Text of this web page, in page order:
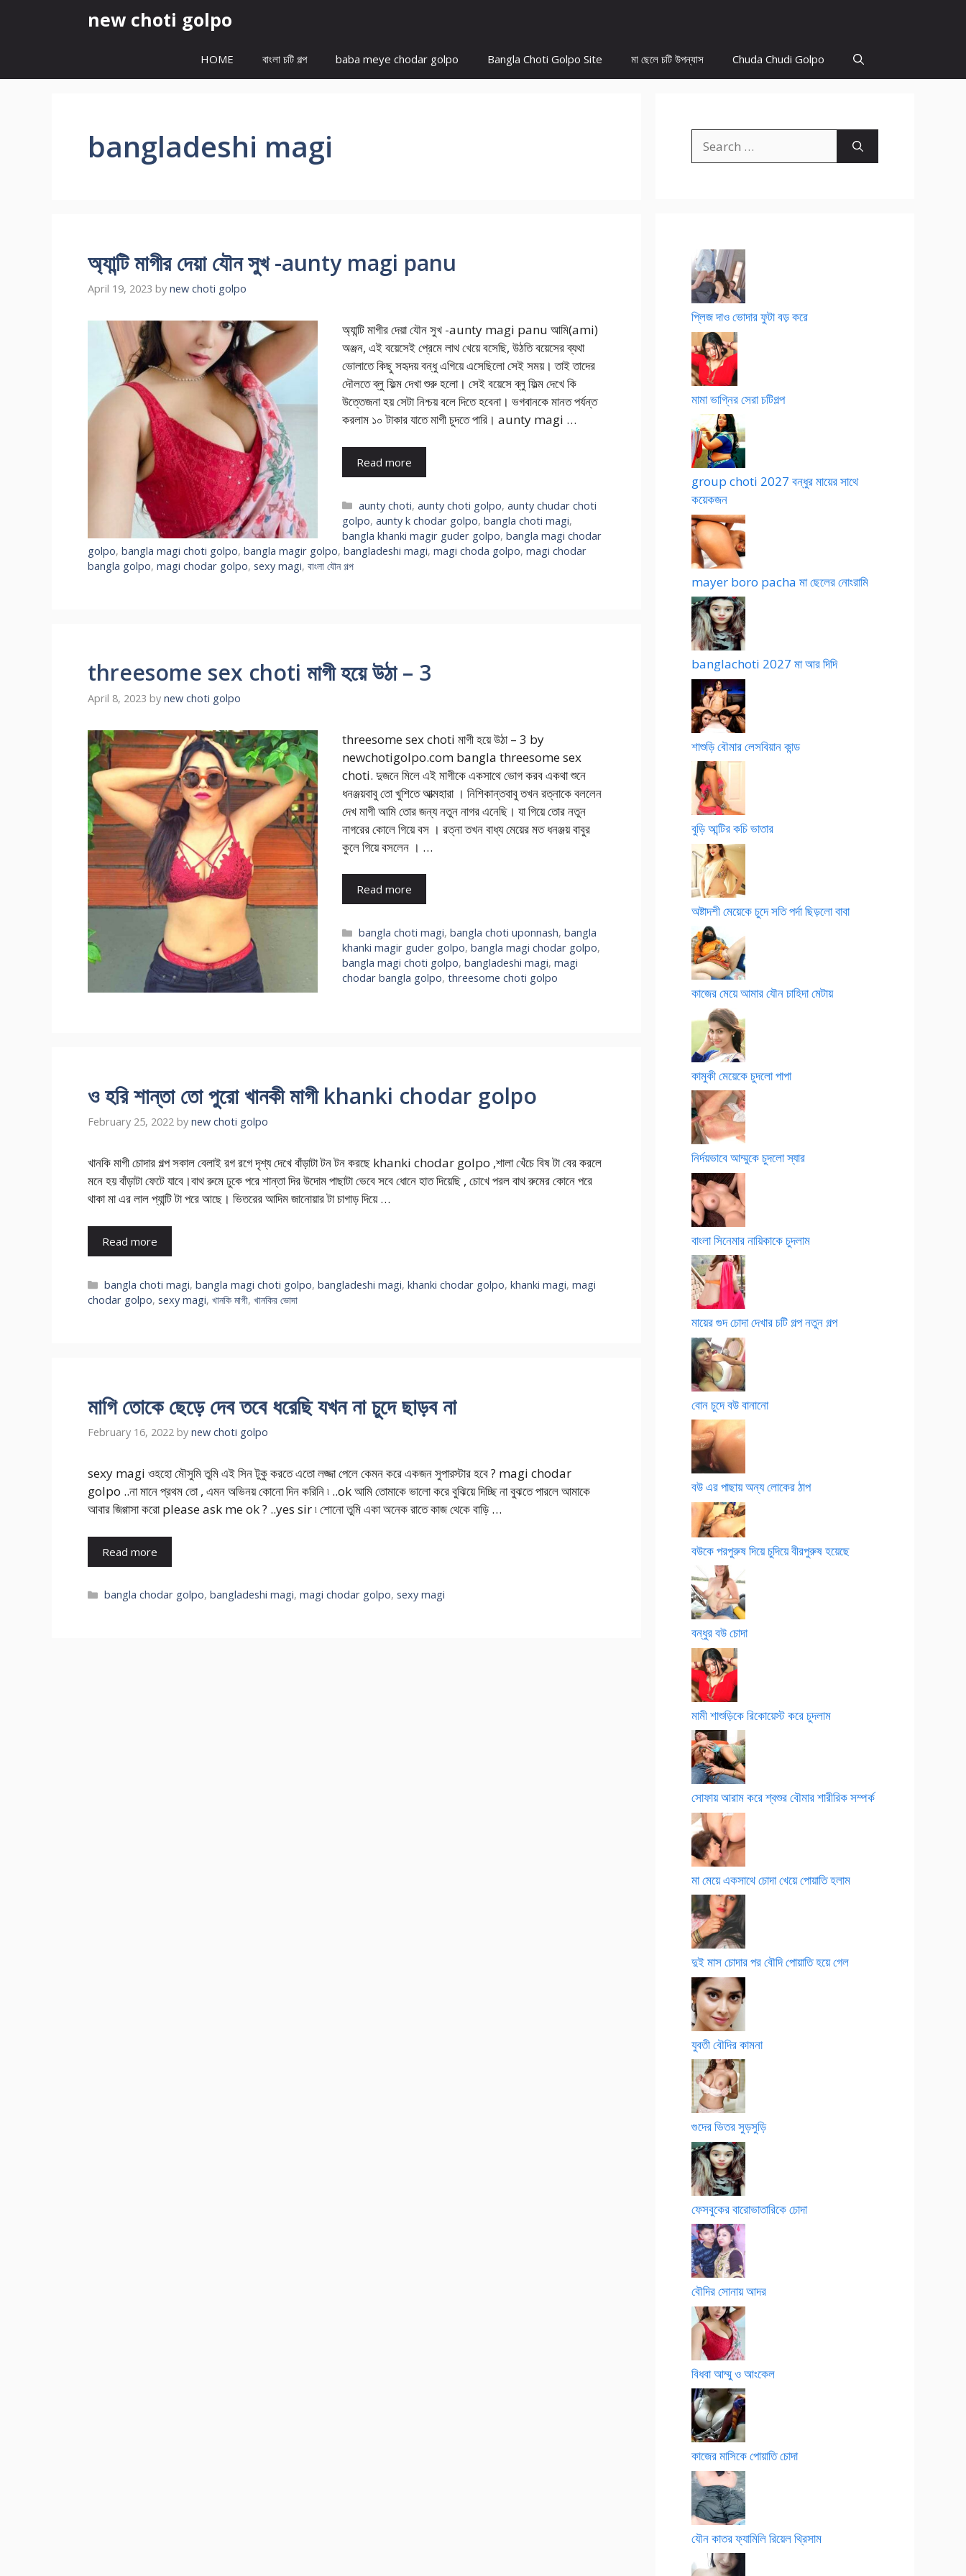
new choti golpo
HOME বাংলা চটি গল্প baba meye chodar golpo Bangla Choti Golpo Site মা ছেলে চটি উপন্যাস Chuda Chudi Golpo
bangladeshi magi
অ্যান্টি মাগীর দেয়া যৌন সুখ -aunty magi panu
April 19, 2023 by new choti golpo
অ্যান্টি মাগীর দেয়া যৌন সুখ -aunty magi panu আমি(ami)
অঞ্জন, এই বয়েসেই প্রেমে লাথ খেয়ে বসেছি, উঠতি বয়েসের ব্যথা
ভোলাতে কিছু সহৃদয় বন্ধু এগিয়ে এসেছিলো সেই সময়। তাই তাদের
দৌলতে ব্লু ফিল্ম দেখা শুরু হলো। সেই বয়েসে ব্লু ফিল্ম দেখে কি
উত্তেজনা হয় সেটা নিশ্চয় বলে দিতে হবেনা। ভগবানকে মানত পর্যন্ত
করলাম ১০ টাকার যাতে মাগী চুদতে পারি। aunty magi …
Read more
Categories
aunty choti,aunty choti golpo,aunty chudar choti
golpo, aunty k chodar golpo, bangla choti magi,
bangla khanki magir guder golpo, bangla magi chodar
golpo, bangla magi choti golpo, bangla magir golpo, bangladeshi magi, magi choda golpo, magi chodar
bangla golpo, magi chodar golpo, sexy magi, বাংলা যৌন গল্প
threesome sex choti মাগী হয়ে উঠা – 3
April 8, 2023 by new choti golpo
threesome sex choti মাগী হয়ে উঠা – 3 by
newchotigolpo.com bangla threesome sex
choti. দুজনে মিলে এই মাগীকে একসাথে ভোগ করব একথা শুনে
ধনঞ্জয়বাবু তো খুশিতে আত্মহারা । নিশিকান্তবাবু তখন রত্নাকে বললেন
দেখ মাগী আমি তোর জন্য নতুন নাগর এনেছি। যা গিয়ে তোর নতুন
নাগরের কোলে গিয়ে বস । রত্না তখন বাধ্য মেয়ের মত ধনঞ্জয় বাবুর
কুলে গিয়ে বসলেন । …
Read more
Categories
bangla choti magi,bangla choti uponnash,bangla
khanki magir guder golpo, bangla magi chodar golpo,
bangla magi choti golpo, bangladeshi magi, magi
chodar bangla golpo, threesome choti golpo
ও হরি শান্তা তো পুরো খানকী মাগী khanki chodar golpo
February 25, 2022 by new choti golpo
খানকি মাগী চোদার গল্প সকাল বেলাই রগ রগে দৃশ্য দেখে বাঁড়াটা টন টন করছে khanki chodar golpo ,শালা খেঁচে বিষ টা বের করলে
মনে হয় বাঁড়াটা ফেটে যাবে।বাথ রুমে ঢুকে পরে শান্তা দির উদোম পাছাটা ভেবে সবে ধোনে হাত দিয়েছি , চোখে পরল বাথ রুমের কোনে পরে
থাকা মা এর লাল প্যান্টি টা পরে আছে। ভিতরের আদিম জানোয়ার টা চাগাড় দিয়ে …
Read more
Categories
bangla choti magi,bangla magi choti golpo,bangladeshi magi,khanki chodar golpo,khanki magi,magi
chodar golpo, sexy magi, খানকি মাগী, খানকির ভোদা
মাগি তোকে ছেড়ে দেব তবে ধরেছি যখন না চুদে ছাড়ব না
February 16, 2022 by new choti golpo
sexy magi ওহহো মৌসুমি তুমি এই সিন টুকু করতে এতো লজ্জা পেলে কেমন করে একজন সুপারস্টার হবে ? magi chodar
golpo ..না মানে প্রথম তো , এমন অভিনয় কোনো দিন করিনি ৷ ..ok আমি তোমাকে ভালো করে বুঝিয়ে দিচ্ছি না বুঝতে পারলে আমাকে
আবার জিগ্গাসা করো please ask me ok ? ..yes sir ৷ শোনো তুমি একা অনেক রাতে কাজ থেকে বাড়ি …
Read more
Categories
bangla chodar golpo,bangladeshi magi,magi chodar golpo,sexy magi
for:
প্লিজ দাও ভোদার ফুটা বড় করে
মামা ভাগ্নির সেরা চটিগল্প
group choti 2027 বন্ধুর মায়ের সাথে
কয়েকজন
mayer boro pacha মা ছেলের নোংরামি
banglachoti 2027 মা আর দিদি
শাশুড়ি বৌমার লেসবিয়ান কান্ড
বুড়ি আন্টির কচি ভাতার
অষ্টাদশী মেয়েকে চুদে সতি পর্দা ছিড়লো বাবা
কাজের মেয়ে আমার যৌন চাহিদা মেটায়
কামুকী মেয়েকে চুদলো পাপা
নির্দয়ভাবে আম্মুকে চুদলো স্যার
বাংলা সিনেমার নায়িকাকে চুদলাম
মায়ের গুদ চোদা দেখার চটি গল্প নতুন গল্প
বোন চুদে বউ বানানো
বউ এর পাছায় অন্য লোকের ঠাপ
বউকে পরপুরুষ দিয়ে চুদিয়ে বীরপুরুষ হয়েছে
বন্ধুর বউ চোদা
মামী শাশুড়িকে রিকোয়েস্ট করে চুদলাম
সোফায় আরাম করে শ্বশুর বৌমার শারীরিক সম্পর্ক
মা মেয়ে একসাথে চোদা খেয়ে পোয়াতি হলাম
দুই মাস চোদার পর বৌদি পোয়াতি হয়ে গেল
যুবতী বৌদির কামনা
গুদের ভিতর সুড়সুড়ি
ফেসবুকের বারোভাতারিকে চোদা
বৌদির সোনায় আদর
বিধবা আম্মু ও আংকেল
কাজের মাসিকে পোয়াতি চোদা
যৌন কাতর ফ্যামিলি রিয়েল থ্রিসাম